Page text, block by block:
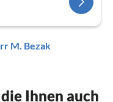
M. Bezak
Ihnen auch